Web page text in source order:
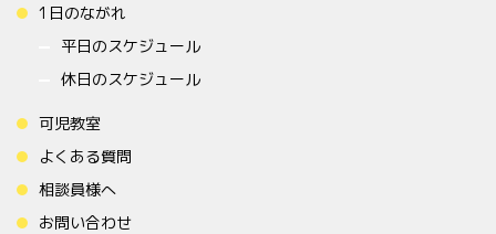
1日のながれ
平日のスケジュール
休日のスケジュール
可児教室
よくある質問
相談員様へ
お問い合わせ